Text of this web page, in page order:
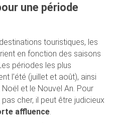
une période
touristiques, les
en fonction des saisons
périodes les plus
l’été (juillet et août), ainsi
et le Nouvel An. Pour
cher, il peut être judicieux
affluence.